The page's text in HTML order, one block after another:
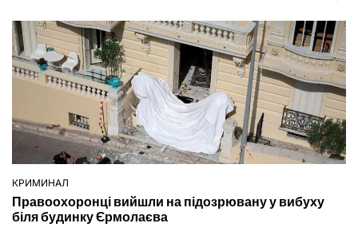
ОПУБЛІКУВАТИ
КРИМИНАЛ
Правоохоронці вийшли на підозрювану у вибуху
біля будинку Єрмолаєва